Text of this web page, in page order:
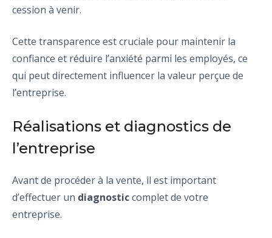
cession à venir.
Cette transparence est cruciale pour maintenir la
confiance et réduire l’anxiété parmi les employés, ce
qui peut directement influencer la valeur perçue de
l’entreprise.
Réalisations et diagnostics de
l’entreprise
Avant de procéder à la vente, il est important
d’effectuer un diagnosticcomplet de votre
entreprise.